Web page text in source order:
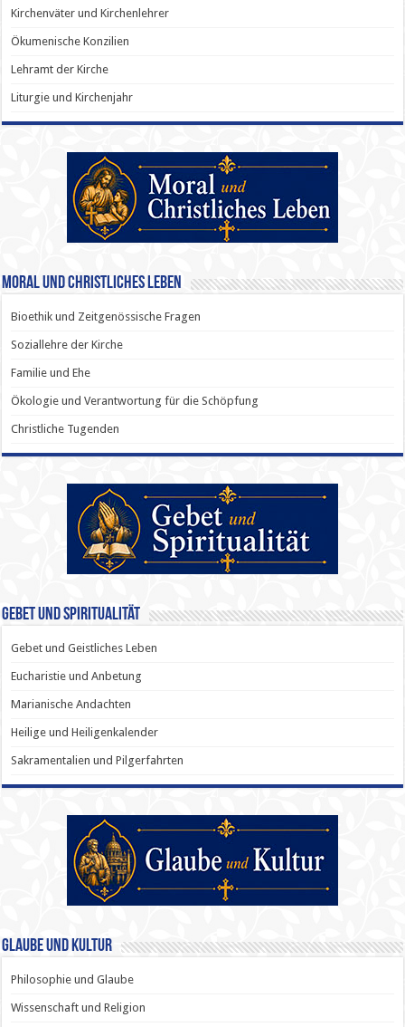
Kirchenväter und Kirchenlehrer
Ökumenische Konzilien
Lehramt der Kirche
Liturgie und Kirchenjahr
Moral und Christliches Leben
Bioethik und Zeitgenössische Fragen
Soziallehre der Kirche
Familie und Ehe
Ökologie und Verantwortung für die Schöpfung
Christliche Tugenden
Gebet und Spiritualität
Gebet und Geistliches Leben
Eucharistie und Anbetung
Marianische Andachten
Heilige und Heiligenkalender
Sakramentalien und Pilgerfahrten
Glaube und Kultur
Philosophie und Glaube
Wissenschaft und Religion